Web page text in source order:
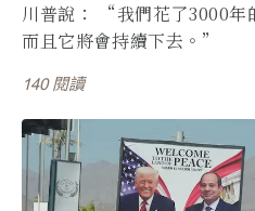
川普說： “我們花了3000年
而且它將會持續下去。”
140 閱讀